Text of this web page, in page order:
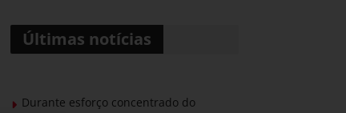
Últimas notícias
Durante esforço concentrado do